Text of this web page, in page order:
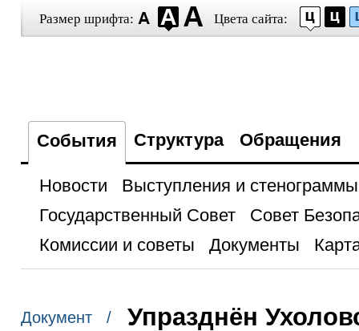
Размер шрифта: Цвета сайта:
События Структура Обращения
Новости
Выступления и стенограммы
Государственный Совет
Совет
Комиссии и советы
Документы
Документ /
Упразднён